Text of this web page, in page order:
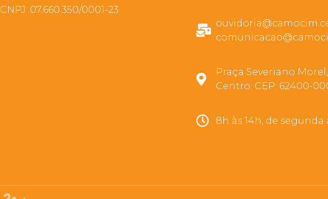
CNPJ: 07.660.350/0001-23
Praça Severiano Morel,
Centro. CEP: 62400-
8h às 14h, de segunda